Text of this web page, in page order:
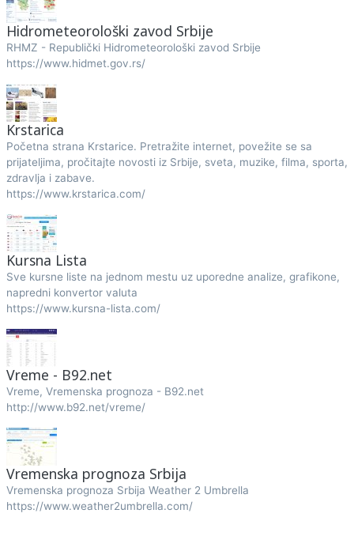
Hidrometeorološki zavod Srbije
RHMZ - Republički Hidrometeorološki zavod Srbije
https://www.hidmet.gov.rs/
Krstarica
Početna strana Krstarice. Pretražite internet, povežite se sa
prijateljima, pročitajte novosti iz Srbije, sveta, muzike, filma, sporta,
zdravlja i zabave.
https://www.krstarica.com/
Kursna Lista
Sve kursne liste na jednom mestu uz uporedne analize, grafikone,
napredni konvertor valuta
https://www.kursna-lista.com/
Vreme - B92.net
Vreme, Vremenska prognoza - B92.net
http://www.b92.net/vreme/
Vremenska prognoza Srbija
Vremenska prognoza Srbija Weather 2 Umbrella
https://www.weather2umbrella.com/